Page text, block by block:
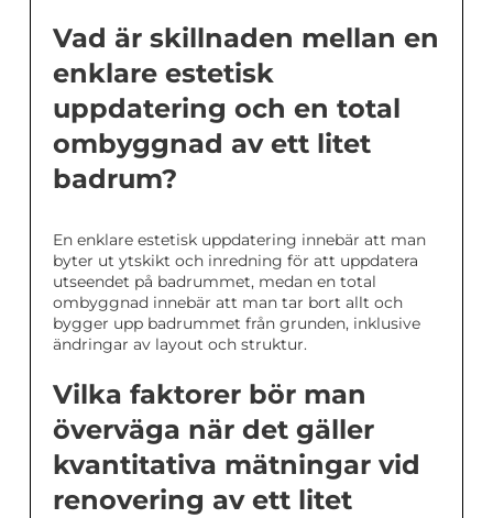
Vad är skillnaden mellan en
enklare estetisk
uppdatering och en total
ombyggnad av ett litet
badrum?
En enklare estetisk uppdatering innebär att man
byter ut ytskikt och inredning för att uppdatera
utseendet på badrummet, medan en total
ombyggnad innebär att man tar bort allt och
bygger upp badrummet från grunden, inklusive
ändringar av layout och struktur.
Vilka faktorer bör man
överväga när det gäller
kvantitativa mätningar vid
renovering av ett litet